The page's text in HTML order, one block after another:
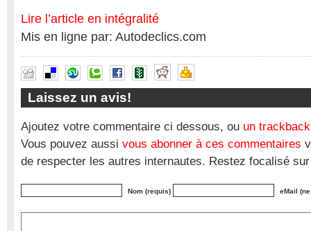
Lire l’article en intégralité
Mis en ligne par: Autodeclics.com
Laissez un avis!
Ajoutez votre commentaire ci dessous, ou un trackback
Vous pouvez aussi vous abonner à ces commentaires
de respecter les autres internautes. Restez focalisé
Nom (requis) eMail